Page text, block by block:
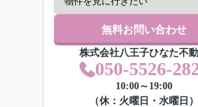
無料お問い合わせ
株式会社八王子ひなた不
050-5526-
10:00～19:00
（休：火曜日・水曜日）